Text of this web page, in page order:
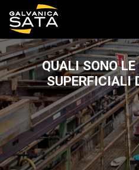
QUALI SONO
SUPERFICIALI